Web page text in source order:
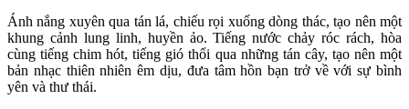
Ánh nắng xuyên qua tán lá, chiếu rọi xuống dòng thác, tạo nên một
khung cảnh lung linh, huyền ảo. Tiếng nước chảy róc rách, hòa
cùng tiếng chim hót, tiếng gió thổi qua những tán cây, tạo nên một
bản nhạc thiên nhiên êm dịu, đưa tâm hồn bạn trở về với sự bình
yên và thư thái.